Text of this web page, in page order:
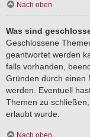
Nach oben
Was sind
Geschlossene
geantwortet werden
falls vorhanden,
Gründen durch einen
werden. Eventuell
Themen zu
erlaubt wurde.
Nach oben